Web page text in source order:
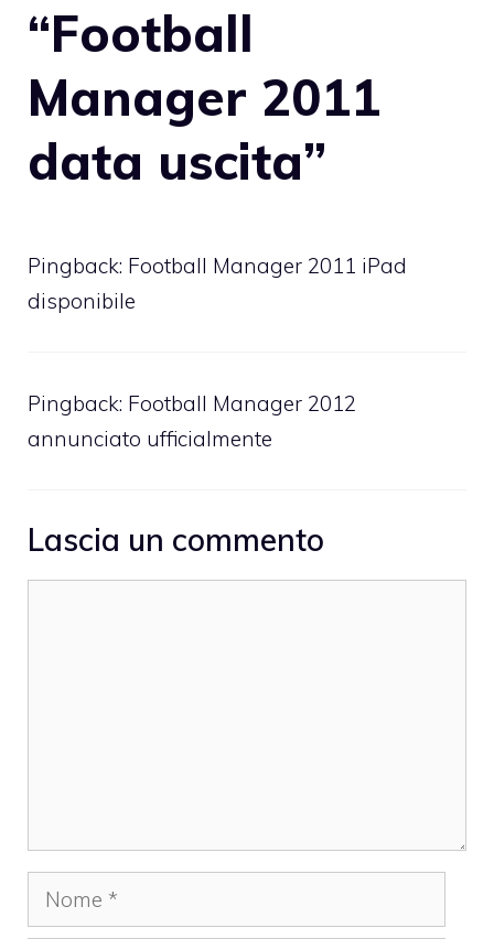
“Football
Manager 2011
data uscita”
Pingback: Football Manager 2011 iPad
disponibile
Pingback: Football Manager 2012
annunciato ufficialmente
Lascia un commento
Nome